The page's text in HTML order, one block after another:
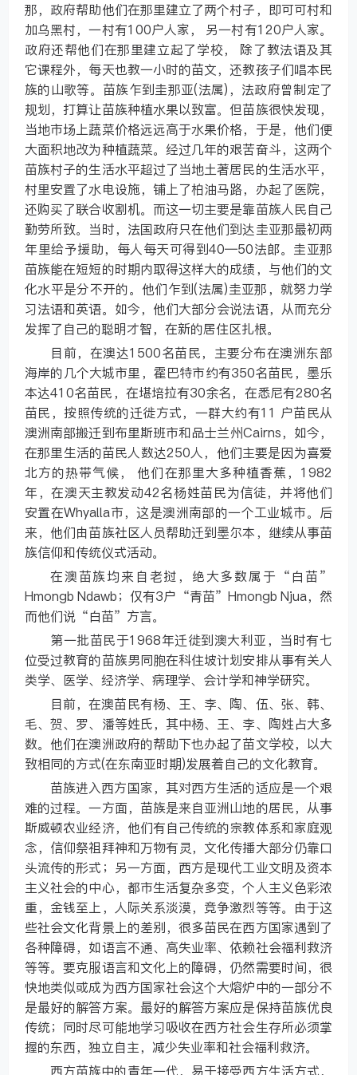
那，政府帮助他们在那里建立了两个村子，即可可村和
加乌黑村，一村有100户人家， 另一村有120户人家。
政府还帮他们在那里建立起了学校， 除了教法语及其
它课程外，每天也教一小时的苗文，还教孩子们唱本民
族的山歌等。苗族乍到圭那亚(法属)，法政府曾制定了
规划，打算让苗族种植水果以致富。但苗族很快发现，
当地市场上蔬菜价格远远高于水果价格，于是，他们便
大面积地改为种植蔬菜。经过几年的艰苦奋斗，这两个
苗族村子的生活水平超过了当地土著居民的生活水平，
村里安置了水电设施，铺上了柏油马路，办起了医院，
还购买了联合收割机。而这一切主要是靠苗族人民自己
勤劳所致。当时，法国政府只在他们到达圭亚那最初两
年里给予援助，每人每天可得到40—50法郎。圭亚那
苗族能在短短的时期内取得这样大的成绩，与他们的文
化水平是分不开的。他们乍到(法属)圭亚那，就努力学
习法语和英语。如今，他们大部分会说法语，从而充分
发挥了自己的聪明才智，在新的居住区扎根。
目前，在澳达1500名苗民，主要分布在澳洲东部
海岸的几个大城市里，霍巴特市约有350名苗民，墨乐
本达410名苗民，在堪培拉有30余名，在悉尼有280名
苗民，按照传统的迁徙方式，一群大约有11 户苗民从
澳洲南部搬迁到布里斯班市和品士兰州Cairns，如今，
在那里生活的苗民人数达250人，他们主要是因为喜爱
北方的热带气候， 他们在那里大多种植香蕉，1982
年，在澳天主教发动42名杨姓苗民为信徒，并将他们
安置在Whyalla市，这是澳洲南部的一个工业城市。后
来，他们由苗族社区人员帮助迁到墨尔本，继续从事苗
族信仰和传统仪式活动。
在澳苗族均来自老挝，绝大多数属于“白苗”
Hmongb Ndawb；仅有3户“青苗”Hmongb Njua，然
而他们说“白苗”方言。
第一批苗民于1968年迁徙到澳大利亚，当时有七
位受过教育的苗族男同胞在科住坡计划安排从事有关人
类学、医学、经济学、病理学、会计学和神学研究。
目前，在澳苗民有杨、王、李、陶、伍、张、韩、
毛、贺、罗、潘等姓氏，其中杨、王、李、陶姓占大多
数。他们在澳洲政府的帮助下也办起了苗文学校，以大
致相同的方式(在东南亚时期)发展着自己的文化教育。
苗族进入西方国家，其对西方生活的适应是一个艰
难的过程。一方面，苗族是来自亚洲山地的居民，从事
斯威顿农业经济，他们有自己传统的宗教体系和家庭观
念，信仰祭祖拜神和万物有灵，文化传播大部分仍靠口
头流传的形式；另一方面，西方是现代工业文明及资本
主义社会的中心，都市生活复杂多变，个人主义色彩浓
重，金钱至上，人际关系淡漠，竞争激烈等等。由于这
些社会文化背景上的差别，很多苗民在西方国家遇到了
各种障碍，如语言不通、高失业率、依赖社会福利救济
等等。要克服语言和文化上的障碍，仍然需要时间，很
快地类似或成为西方国家社会这个大熔炉中的一部分不
是最好的解答方案。最好的解答方案应是保持苗族优良
传统；同时尽可能地学习吸收在西方社会生存所必须掌
握的东西，独立自主，减少失业率和社会福利救济。
西方苗族中的青年一代，易于接受西方生活方式，